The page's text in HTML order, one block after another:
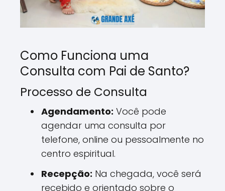
Como Funciona uma
Consulta com Pai de Santo?
Processo de Consulta
Agendamento: Você pode
agendar uma consulta por
telefone, online ou pessoalmente no
centro espiritual.
Recepção: Na chegada, você será
recebido e orientado sobre o